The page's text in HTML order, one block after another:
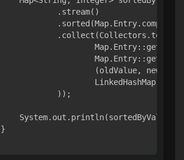
.stream()
.collect(Collectors.toMap(
Map.Entry::getKey,
(oldValue,
LinkedHashMap::
));
System.out.println(sortedByValue);